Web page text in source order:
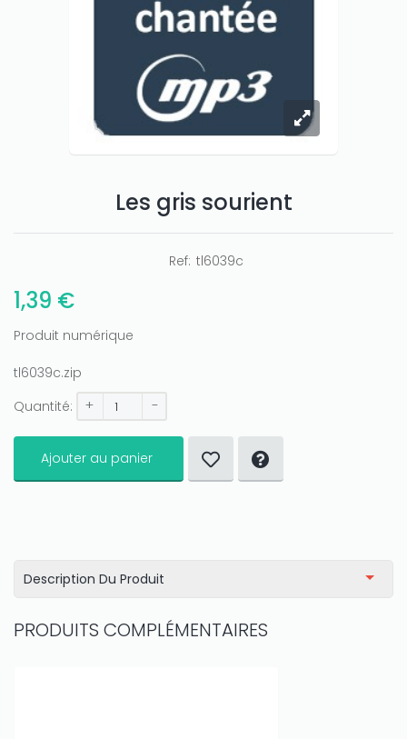
Les gris sourient
Ref: tl6039c
1,39 €
Produit numérique
tl6039c.zip
Quantité:
+ -
Ajouter au panier
Description Du Produit
PRODUITS COMPLÉMENTAIRES
Joo casinoif you really want to win a huge
amount on your credits!